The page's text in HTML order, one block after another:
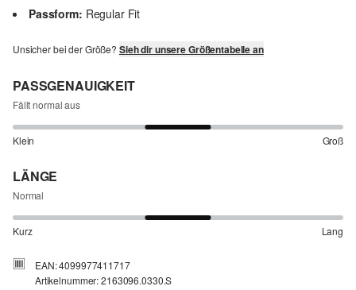
Passform: Regular Fit
Unsicher bei der Größe? Sieh dir unsere Größentabelle an
PASSGENAUIGKEIT
Fällt normal aus
Klein Groß
LÄNGE
Normal
Kurz Lang
EAN: 4099977411717
Artikelnummer: 2163096.0330.S